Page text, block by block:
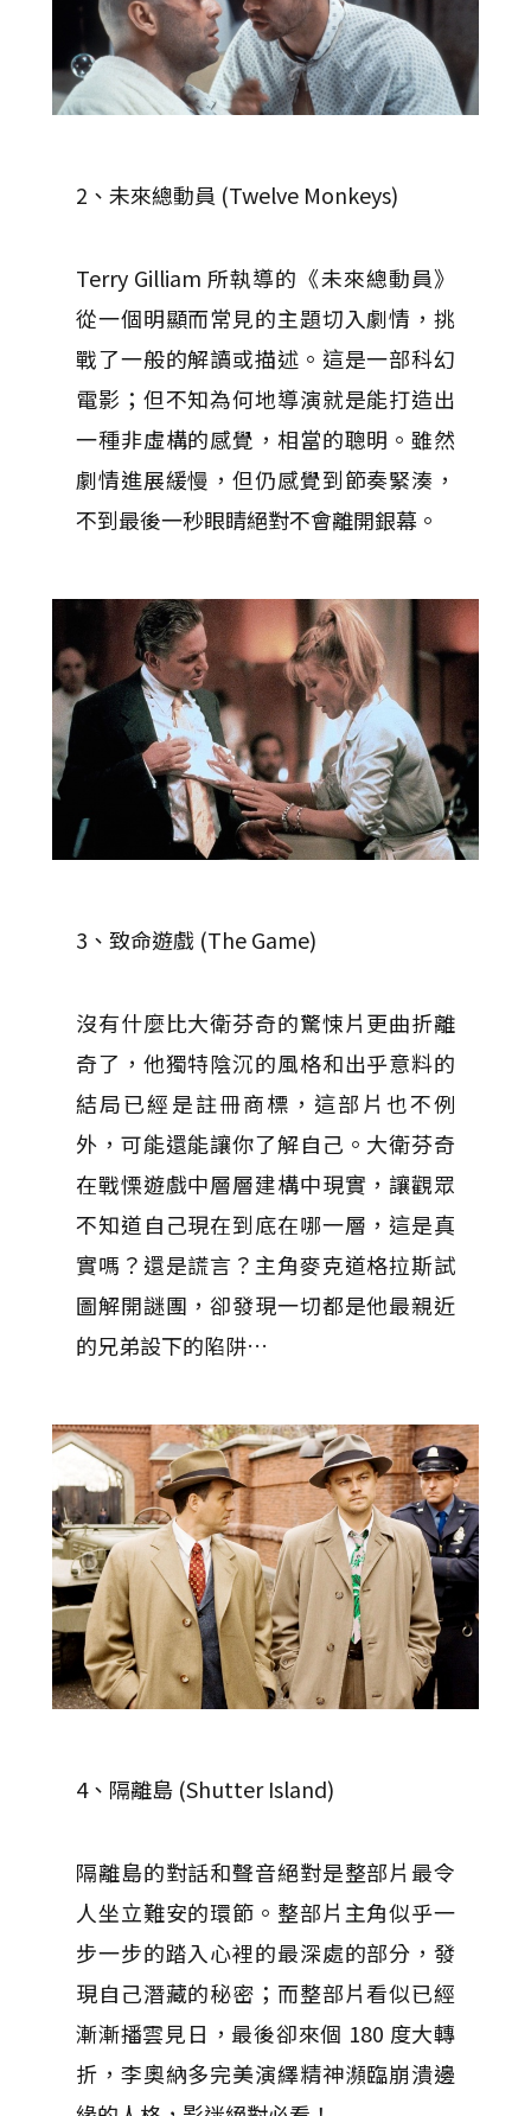
2、未來總動員 (Twelve Monkeys)
Terry Gilliam 所執導的《未來總動員》
從一個明顯而常見的主題切入劇情，挑
戰了一般的解讀或描述。這是一部科幻
電影；但不知為何地導演就是能打造出
一種非虛構的感覺，相當的聰明。雖然
劇情進展緩慢，但仍感覺到節奏緊湊，
不到最後一秒眼睛絕對不會離開銀幕。
3、致命遊戲 (The Game)
沒有什麼比大衛芬奇的驚悚片更曲折離
奇了，他獨特陰沉的風格和出乎意料的
結局已經是註冊商標，這部片也不例
外，可能還能讓你了解自己。大衛芬奇
在戰慄遊戲中層層建構中現實，讓觀眾
不知道自己現在到底在哪一層，這是真
實嗎？還是謊言？主角麥克道格拉斯試
圖解開謎團，卻發現一切都是他最親近
的兄弟設下的陷阱…
4、隔離島 (Shutter Island)
隔離島的對話和聲音絕對是整部片最令
人坐立難安的環節。整部片主角似乎一
步一步的踏入心裡的最深處的部分，發
現自己潛藏的秘密；而整部片看似已經
漸漸播雲見日，最後卻來個 180 度大轉
折，李奧納多完美演繹精神瀕臨崩潰邊